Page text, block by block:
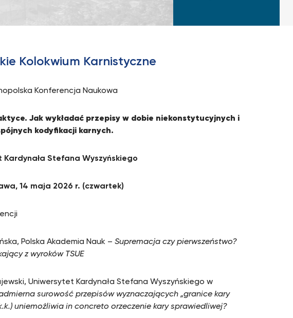
Kolokwium Karnistyczne
Konferencja Naukowa
Jak wykładać przepisy w dobie niekonstytucyjnych i
kodyfikacji karnych.
Kardynała Stefana Wyszyńskiego
14 maja 2026 r. (czwartek)
Polska Akademia Nauk –Supremacja czy pierwszeństwo?
z wyroków TSUE
Uniwersytet Kardynała Stefana Wyszyńskiego w
surowość przepisów wyznaczających „granice kary
uniemożliwia in concreto orzeczenie kary sprawiedliwej?